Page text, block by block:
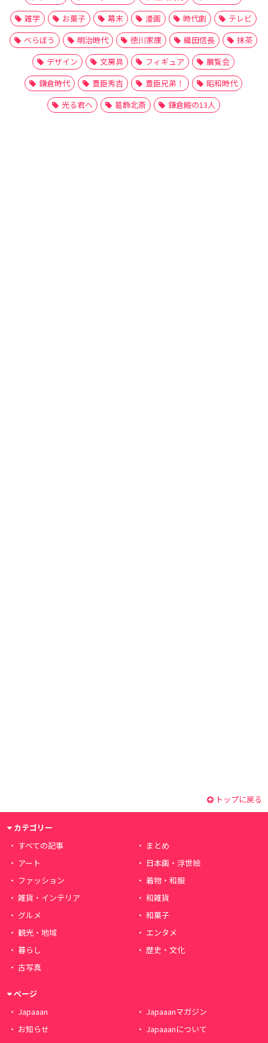
雑学
お菓子 幕末 漫画 時代劇
テレビ
べらぼう
明治時代 徳川家康 織田信長
抹茶
デザイン
文房具 フィギュア
展覧会
鎌倉時代
豊臣秀吉 豊臣兄弟！
昭和時代
光る君へ
葛飾北斎 鎌倉殿の13人
トップに戻る
カテゴリー
すべての記事
まとめ
アート
日本画・浮世絵
ファッション
着物・和服
雑貨・インテリア
和雑貨
グルメ
和菓子
観光・地域
エンタメ
暮らし
歴史・文化
古写真
ページ
Japaaan
Japaaanマガジン
お知らせ
Japaaanについて